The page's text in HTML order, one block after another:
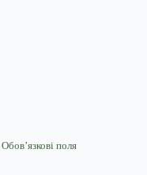
Обов’язкові поля